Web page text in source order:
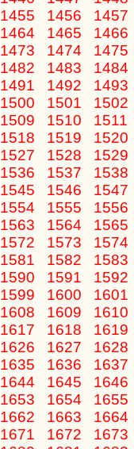
1455 1456
1457
1464 1465
1466
1473 1474
1475
1482 1483
1484
1491 1492
1493
1500 1501
1502
1509 1510
1511
1518 1519
1520
1527 1528
1529
1536 1537
1538
1545 1546
1547
1554 1555
1556
1563 1564
1565
1572 1573
1574
1581 1582
1583
1590 1591
1592
1599 1600
1601
1608 1609
1610
1617 1618
1619
1626 1627
1628
1635 1636
1637
1644 1645
1646
1653 1654
1655
1662 1663
1664
1671 1672
1673